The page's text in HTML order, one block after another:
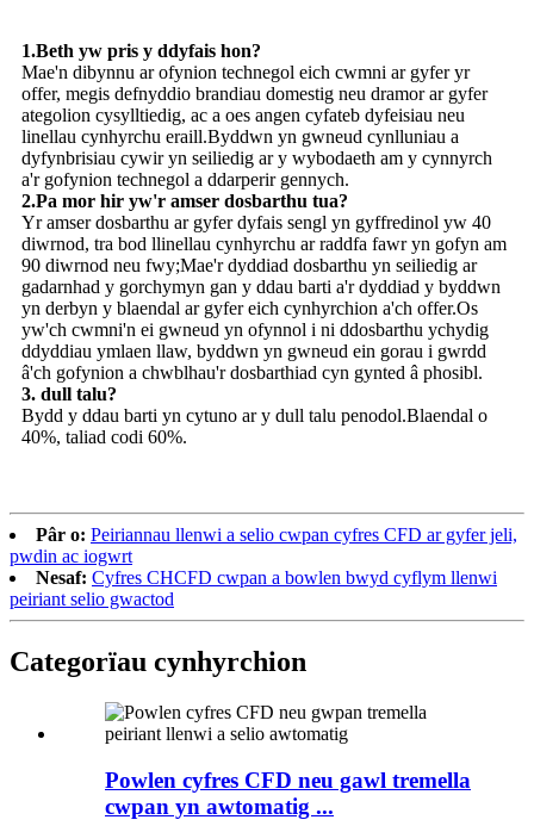
1.Beth yw pris y ddyfais hon?
Mae'n dibynnu ar ofynion technegol eich cwmni ar gyfer yr
offer, megis defnyddio brandiau domestig neu dramor ar gyfer
ategolion cysylltiedig, ac a oes angen cyfateb dyfeisiau neu
linellau cynhyrchu eraill.Byddwn yn gwneud cynlluniau a
dyfynbrisiau cywir yn seiliedig ar y wybodaeth am y cynnyrch
a'r gofynion technegol a ddarperir gennych.
2.Pa mor hir yw'r amser dosbarthu tua?
Yr amser dosbarthu ar gyfer dyfais sengl yn gyffredinol yw 40
diwrnod, tra bod llinellau cynhyrchu ar raddfa fawr yn gofyn am
90 diwrnod neu fwy;Mae'r dyddiad dosbarthu yn seiliedig ar
gadarnhad y gorchymyn gan y ddau barti a'r dyddiad y byddwn
yn derbyn y blaendal ar gyfer eich cynhyrchion a'ch offer.Os
yw'ch cwmni'n ei gwneud yn ofynnol i ni ddosbarthu ychydig
ddyddiau ymlaen llaw, byddwn yn gwneud ein gorau i gwrdd
â'ch gofynion a chwblhau'r dosbarthiad cyn gynted â phosibl.
3. dull talu?
Bydd y ddau barti yn cytuno ar y dull talu penodol.Blaendal o
40%, taliad codi 60%.
Pâr o: Peiriannau llenwi a selio cwpan cyfres CFD ar gyfer jeli,
pwdin ac iogwrt
Nesaf: Cyfres CHCFD cwpan a bowlen bwyd cyflym llenwi
peiriant selio gwactod
Categorïau cynhyrchion
Powlen cyfres CFD neu gawl tremella
cwpan yn awtomatig ...